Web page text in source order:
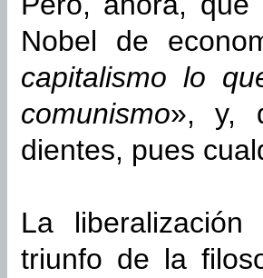
Nobel de
capitalismo lo
comunismo», y,
dientes, pues
La
triunfo de la